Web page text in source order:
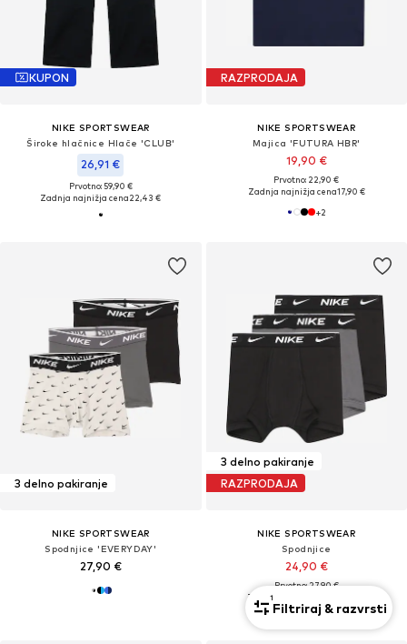
KUPON
NIKE SPORTSWEAR
Široke hlačnice Hlače 'CLUB'
26,91 €
Prvotno: 59,90 €
Zadnja najnižja cena22,43 €
RAZPRODAJA
NIKE SPORTSWEAR
Majica 'FUTURA HBR'
19,90 €
Prvotno: 22,90 €
Zadnja najnižja cena17,90 €
+2
3 delno pakiranje
NIKE SPORTSWEAR
Spodnjice 'EVERYDAY'
27,90 €
3 delno pakiranje
RAZPRODAJA
NIKE SPORTSWEAR
Spodnjice
24,90 €
Prvotno: 27,90 €
Zadnja najnižja cena
1
Filtriraj & razvrsti